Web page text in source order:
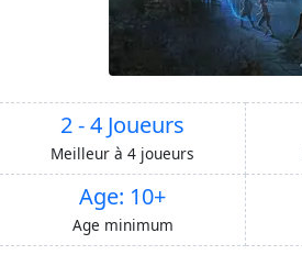
2 - 4 Joueurs
Meilleur à 4 joueurs
Age: 10+
Age minimum